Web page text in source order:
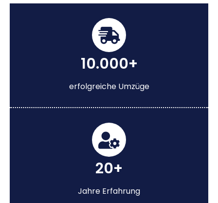
10.000+
erfolgreiche Umzüge
20+
Jahre Erfahrung